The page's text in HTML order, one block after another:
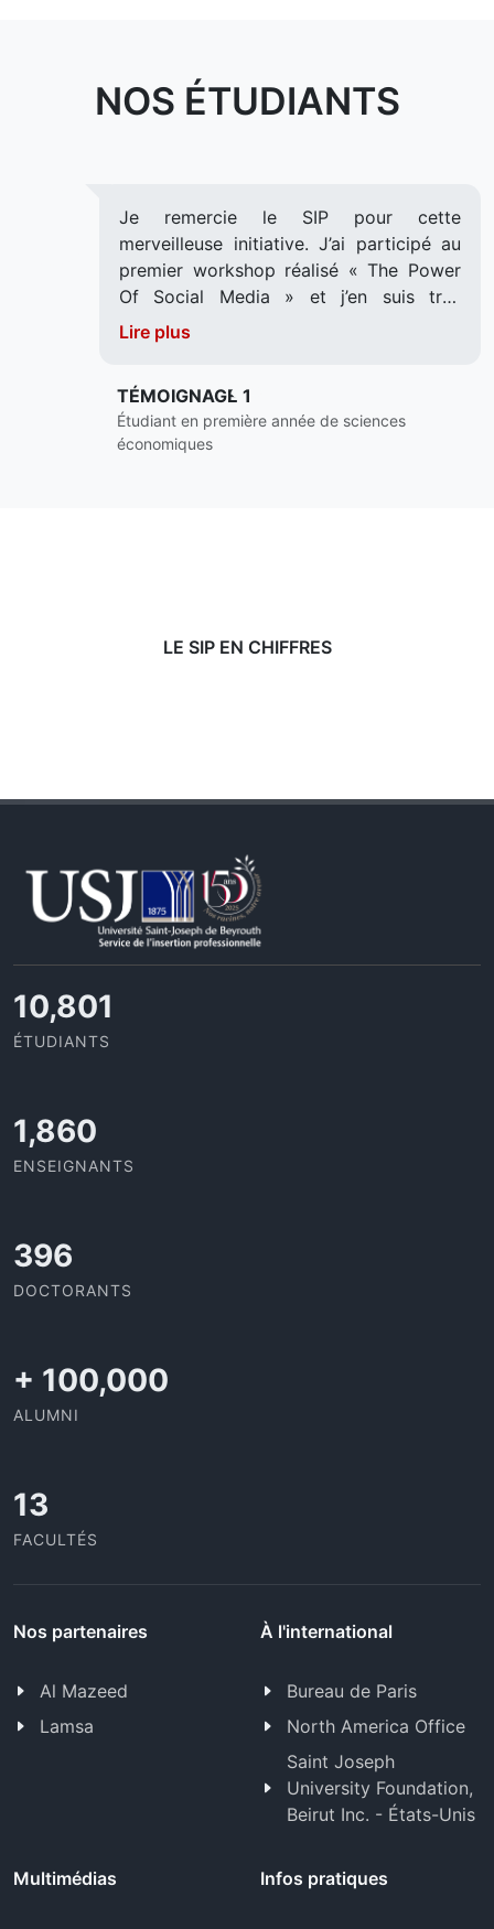
NOS ÉTUDIANTS
Je remercie le SIP pour cette
merveilleuse initiative. J’ai participé au
premier workshop réalisé « The Power
Of Social Media » et j’en suis très
heureux. J’attends avec impatience les
workshops suivants !
Lire plus
TÉMOIGNAGE 1
Étudiant en première année de sciences
économiques
LE SIP EN CHIFFRES
11,727
ÉTUDIANTS
2,142
ENSEIGNANTS
437
DOCTORANTS
+ 100,000
ALUMNI
13
FACULTÉS
Nos partenaires
Al Mazeed
Lamsa
À l'international
Bureau de Paris
North America Office
Saint Joseph
University Foundation,
Beirut Inc. - États-Unis
Multimédias Infos pratiques